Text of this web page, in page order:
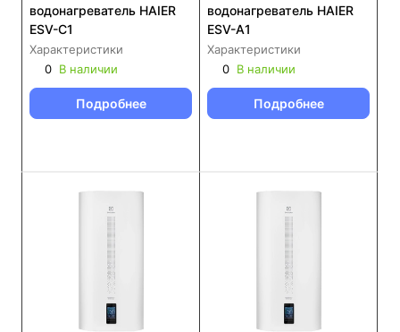
водонагреватель HAIER
ESV-C1
Характеристики
0 В наличии
Подробнее
водонагреватель HAIER
ESV-A1
Характеристики
0 В наличии
Подробнее